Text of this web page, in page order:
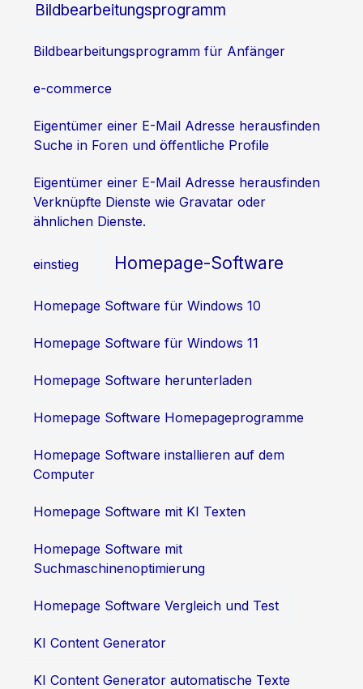
Bildbearbeitungsprogramm
Bildbearbeitungsprogramm für Anfänger
e-commerce
Eigentümer einer E-Mail Adresse herausfinden
Suche in Foren und öffentliche Profile
Eigentümer einer E-Mail Adresse herausfinden
Verknüpfte Dienste wie Gravatar oder
ähnlichen Dienste.
einstieg Homepage-Software
Homepage Software für Windows 10
Homepage Software für Windows 11
Homepage Software herunterladen
Homepage Software Homepageprogramme
Homepage Software installieren auf dem
Computer
Homepage Software mit KI Texten
Homepage Software mit
Suchmaschinenoptimierung
Homepage Software Vergleich und Test
KI Content Generator
KI Content Generator automatische Texte